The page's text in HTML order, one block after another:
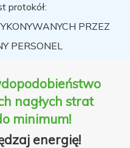
protokół:
PRZEZ
PERSONEL
nagłych strat
minimum!
energię!